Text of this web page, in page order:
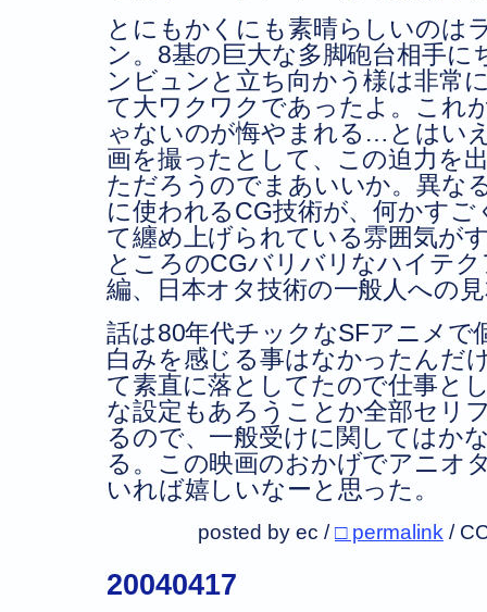
とにもかくにも素晴らしいのは
ン。8基の巨大な多脚砲台相手
ンビュンと立ち向かう様は非常
て大ワクワクであったよ。これ
ゃないのが悔やまれる…とはい
画を撮ったとして、この迫力を
ただろうのでまあいいか。異な
に使われるCG技術が、何かすご
て纏め上げられている雰囲気が
ところのCGバリバリなハイテ
編、日本オタ技術の一般人への
話は80年代チックなSFアニメで
白みを感じる事はなかったんだ
て素直に落としてたので仕事と
な設定もあろうことか全部セリ
るので、一般受けに関してはか
る。この映画のおかげでアニオ
いれば嬉しいなーと思った。
posted by ec /□ permalink /
20040417